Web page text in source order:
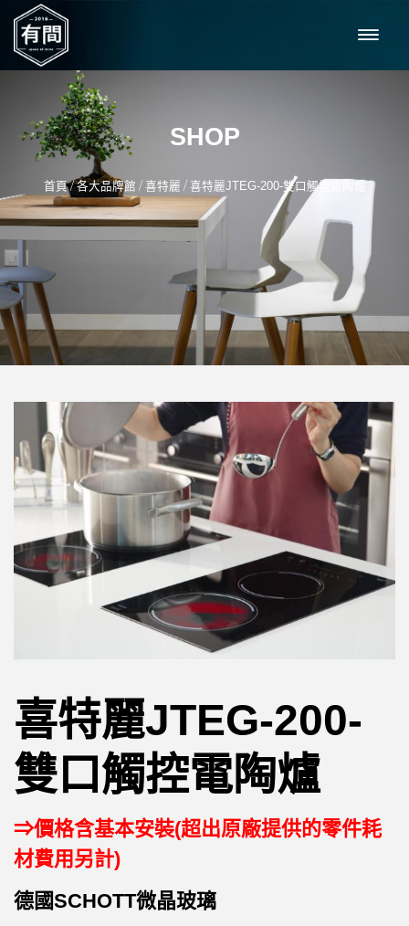
SHOP
首頁/各大品牌館 / 喜特麗 / 喜特麗JTEG-200-雙口觸控電陶爐
喜特麗JTEG-200-
雙口觸控電陶爐
⇒價格含基本安裝(超出原廠提供的零件耗
材費用另計)
德國SCHOTT微晶玻璃